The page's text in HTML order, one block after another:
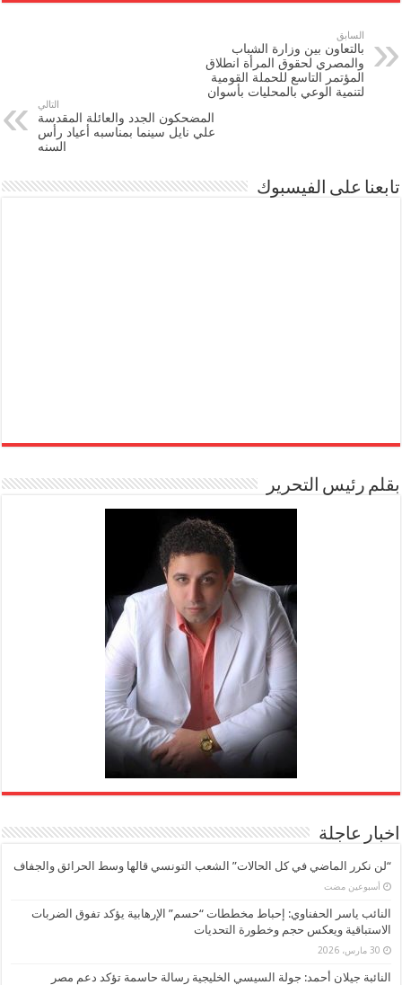
السابق
بالتعاون بين وزارة الشباب
والمصري لحقوق المرأة انطلاق
المؤتمر التاسع للحملة القومية
لتنمية الوعي بالمحليات بأسوان
التالي
المضحكون الجدد والعائلة المقدسة
علي نايل سينما بمناسبه أعياد رأس
السنه
تابعنا على الفيسبوك
بقلم رئيس التحرير
اخبار عاجلة
“لن نكرر الماضي في كل الحالات” الشعب التونسي قالها وسط الحرائق والجفاف
‏أسبوعين مضت
النائب ياسر الحفناوي: إحباط مخططات “حسم” الإرهابية يؤكد تفوق الضربات
الاستباقية ويعكس حجم وخطورة التحديات
30 مارس، 2026
النائبة جيلان أحمد: جولة السيسي الخليجية رسالة حاسمة تؤكد دعم مصر